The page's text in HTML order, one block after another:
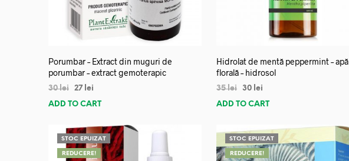
Porumbar – Extract din muguri de
porumbar – extract gemoterapic
30lei 27 lei
ADD TO CART
Hidrolat de mentă peppermint – apă
florală – hidrosol
35lei 30 lei
ADD TO CART
STOC EPUIZAT
REDUCERE!
STOC EPUIZAT
REDUCERE!